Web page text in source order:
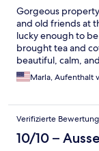
Gorgeous
and old friends at
lucky enough to
brought tea and
beautiful, calm,
fondly.Marla, Aufenthalt
Verifizierte Bewertung
10/10 –